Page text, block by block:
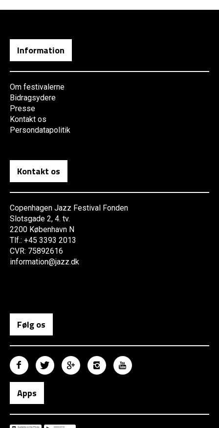
Information
Om festivalerne
Bidragsydere
Presse
Kontakt os
Persondatapolitik
Kontakt os
Copenhagen Jazz Festival Fonden
Slotsgade 2, 4. tv.
2200 København N
Tlf.: +45 3393 2013
CVR: 75892616
information@jazz.dk
Følg os
Apps